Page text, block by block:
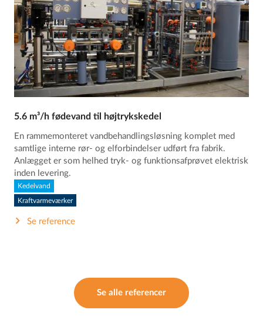
5.6 m³/h fødevand til højtrykskedel
En rammemonteret vandbehandlingsløsning komplet med
samtlige interne rør- og elforbindelser udført fra fabrik.
Anlægget er som helhed tryk- og funktionsafprøvet elektrisk
inden levering.
Kedelvand
Kraftvarmeværker
Se reference
Se alle referencer